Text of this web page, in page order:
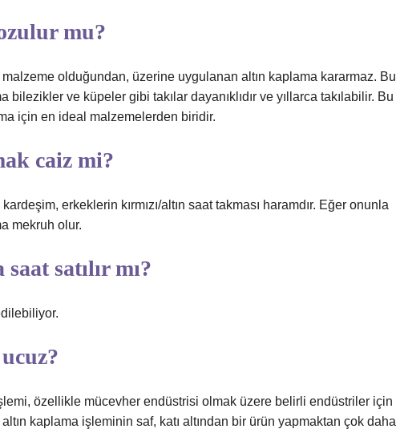
mu?
olduğundan, üzerine uygulanan altın kaplama kararmaz. Bu
bilezikler ve küpeler gibi takılar dayanıklıdır ve yıllarca takılabilir. Bu
için en ideal malzemelerden biridir.
caiz mi?
erkeklerin kırmızı/altın saat takması haramdır. Eğer onunla
mekruh olur.
satılır mı?
özellikle mücevher endüstrisi olmak üzere belirli endüstriler için
kaplama işleminin saf, katı altından bir ürün yapmaktan çok daha